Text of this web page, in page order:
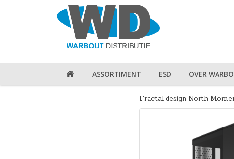
ASSORTIMENT ESD OVER
Fractal design North